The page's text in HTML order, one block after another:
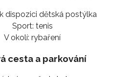
k dispozici dětská postýlka
Sport: tenis
V okolí: rybaření
cesta a parkování